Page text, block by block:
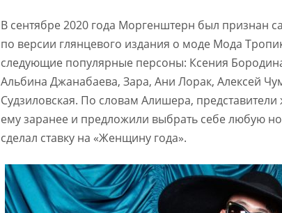
В сентябре 2020 года Моргенштерн был признан
по версии глянцевого издания о моде Мода
следующие популярные персоны: Ксения
Альбина Джанабаева, Зара, Ани Лорак, Алексей
Судзиловская. По словам Алишера,
ему заранее и предложили выбрать себе любую
сделал ставку на «Женщину года».